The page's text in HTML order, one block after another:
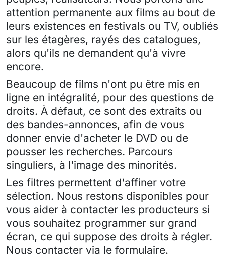
attention permanente aux films au bout de
leurs existences en festivals ou TV, oubliés
sur les étagères, rayés des catalogues,
alors qu'ils ne demandent qu'à vivre
encore.
Beaucoup de films n'ont pu être mis en
ligne en intégralité, pour des questions de
droits. À défaut, ce sont des extraits ou
des bandes-annonces, afin de vous
donner envie d'acheter le DVD ou de
pousser les recherches. Parcours
singuliers, à l'image des minorités.
Les filtres permettent d'affiner votre
sélection. Nous restons disponibles pour
vous aider à contacter les producteurs si
vous souhaitez programmer sur grand
écran, ce qui suppose des droits à régler.
Nous contacter via le formulaire.